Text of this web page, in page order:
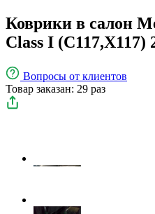
Коврики в салон
Class I (C117,X117)
Вопросы от клиентов
Товар заказан: 29 раз